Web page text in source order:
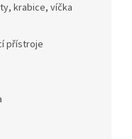
krabice, víčka
přístroje